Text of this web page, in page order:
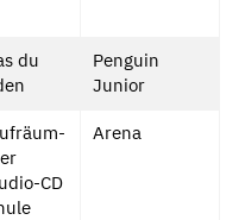
du
Penguin
Junior
CD
Arena